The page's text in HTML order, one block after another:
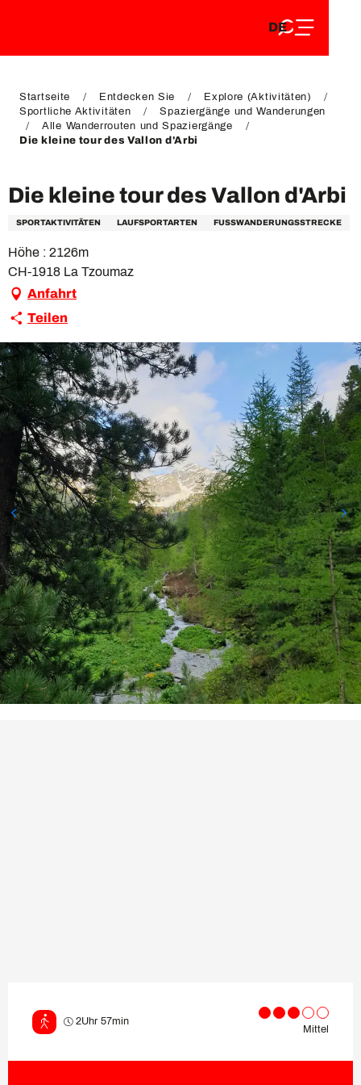
EN
DE
FR
Startseite Entdecken Sie
Explore (Aktivitäten)
Sportliche Aktivitäten
Spaziergänge und Wanderungen
Alle Wanderrouten und Spaziergänge
Die kleine tour des Vallon d'Arbi
Die kleine tour des Vallon d'Arbi
SPORTAKTIVITÄTEN LAUFSPORTARTEN FUSSWANDERUNGSSTRECKE
Höhe : 2126m
CH-1918 La Tzoumaz
Anfahrt
Teilen
2Uhr 57min
Mittel